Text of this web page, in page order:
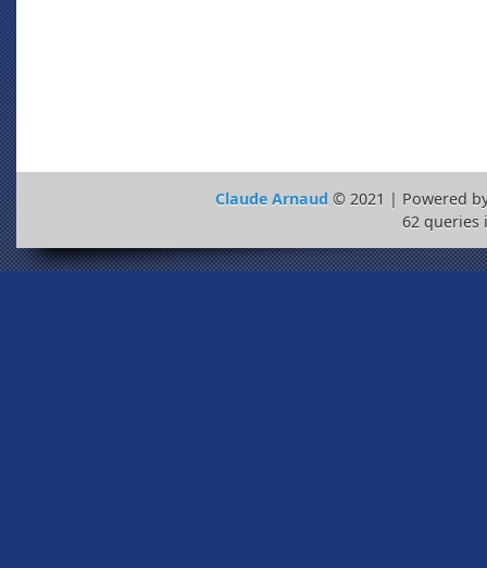
Claude Arnaud © 2021 | Powered
62 queries